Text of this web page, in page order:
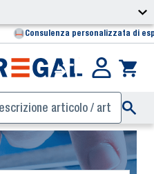
Consulenza personalizzata di